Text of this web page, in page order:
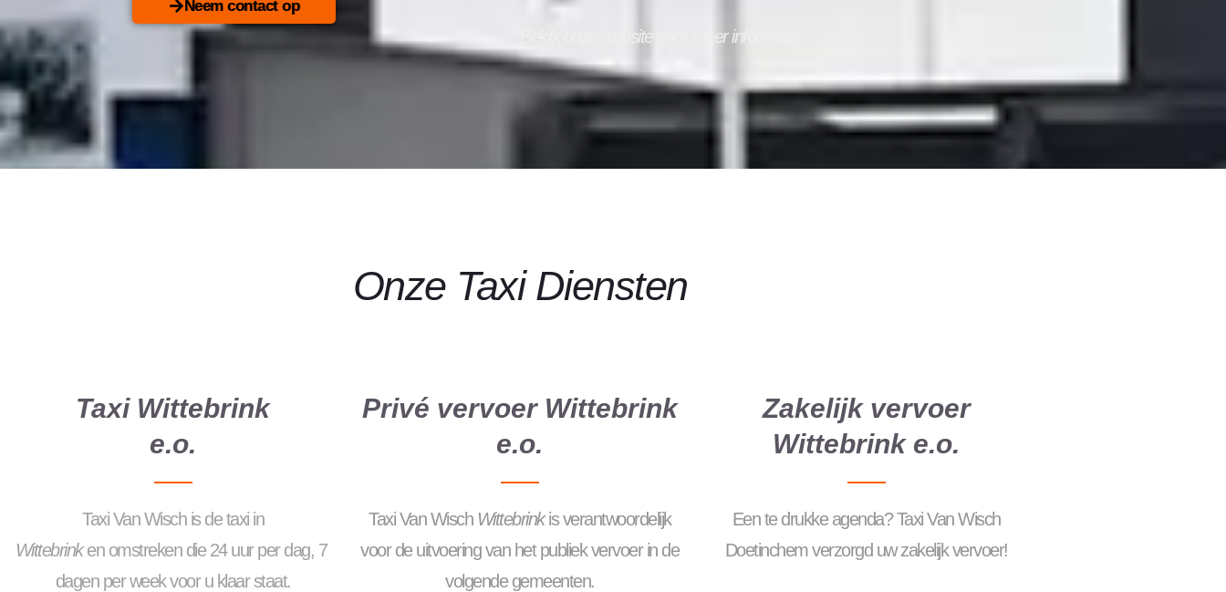
Neem contact op
Bekijk onze website voor meer informatie.
Onze Taxi Diensten
Taxi Wittebrink
e.o.
Taxi Van Wisch is de taxi in
Wittebrink en omstreken die 24 uur per dag, 7
dagen per week voor u klaar staat.
Privé vervoer Wittebrink
e.o.
Taxi Van Wisch Wittebrinkis verantwoordelijk
voor de uitvoering van het publiek vervoer in de
volgende gemeenten.
Zakelijk vervoer
Wittebrink e.o.
Een te drukke agenda? Taxi Van Wisch
Doetinchem verzorgd uw zakelijk vervoer!